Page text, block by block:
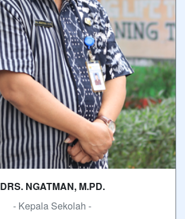
DRS. NGATMAN, M.PD.
- Kepala Sekolah -